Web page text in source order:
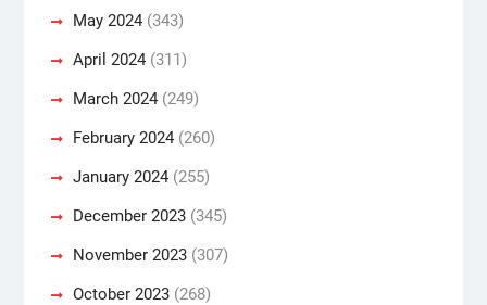
May 2024(343)
April 2024(311)
March 2024(249)
February 2024(260)
January 2024(255)
December 2023(345)
November 2023(307)
October 2023(268)